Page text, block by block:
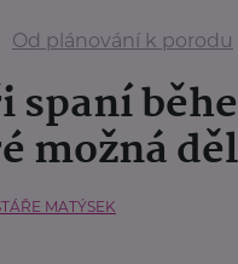
Od plánování k porodu
spaní
možná
MATÝSEK